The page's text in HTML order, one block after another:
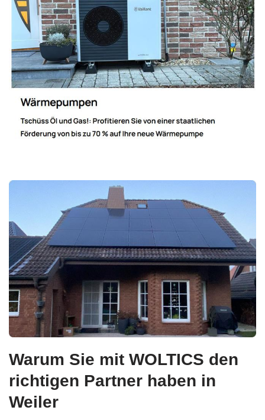
Warum Sie mit WOLTICS den
richtigen Partner haben in
Weiler